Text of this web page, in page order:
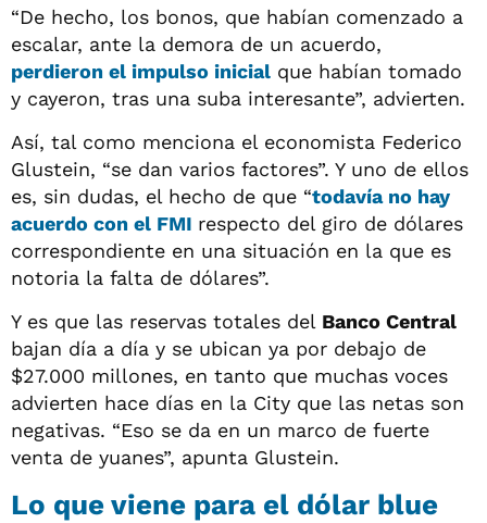
“De hecho, los bonos, que habían comenzado a
escalar, ante la demora de un acuerdo,
perdieron el impulso inicial que habían tomado
y cayeron, tras una suba interesante”, advierten.
Así, tal como menciona el economista Federico
Glustein, “se dan varios factores”. Y uno de ellos
es, sin dudas, el hecho de que “todavía no hay
acuerdo con el FMI respecto del giro de dólares
correspondiente en una situación en la que es
notoria la falta de dólares”.
Y es que las reservas totales del Banco Central
bajan día a día y se ubican ya por debajo de
$27.000 millones, en tanto que muchas voces
advierten hace días en la City que las netas son
negativas. “Eso se da en un marco de fuerte
venta de yuanes”, apunta Glustein.
Lo que viene para el dólar blue